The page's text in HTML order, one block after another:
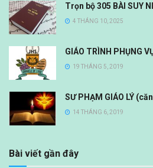
Trọn bộ 305 BÀI SUY
4 THÁNG 10, 2025
GIÁO TRÌNH PHỤNG
19 THÁNG 5, 2019
SƯ PHẠM GIÁO LÝ
14 THÁNG 6, 2019
Bài viết gần đây